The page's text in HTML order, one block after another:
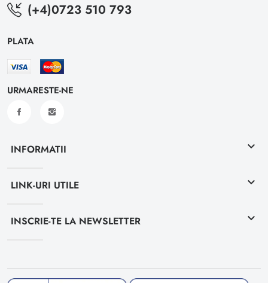
(+4)0723 510 793
PLATA
URMARESTE-NE
INFORMATII keyboard_arrow_down
LINK-URI UTILE keyboard_arrow_down
INSCRIE-TE LA NEWSLETTER keyboard_arrow_down